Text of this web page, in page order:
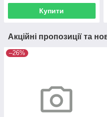
Купити
Акційні пропозиції та
–26%